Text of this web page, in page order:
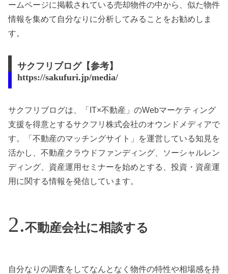
ームページに掲載されている売却物件の中から、似た物件
情報を集めて自分なりに分析してみることをお勧めしま
す。
サクフリブログ【参考】
https://sakufuri.jp/media/
サクフリブログは、「IT×不動産」のWebマーケティング
支援を得意とするサクフリ株式会社のオウンドメディアで
す。「不動産のマッチングサイト」を運営している知見を
活かし、不動産クラウドファンディング、ソーシャルレン
ディング、資産運用セミナーを始めとする、投資・資産運
用に関する情報を発信しています。
不動産会社に相談する
自分なりの調査をしてなんとなく物件の特性や相場感を持